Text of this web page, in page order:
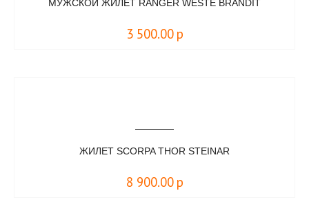
МУЖСКОЙ ЖИЛЕТ RANGER WESTE BRANDIT
3 500.00 р
ЖИЛЕТ SCORPA THOR STEINAR
8 900.00 р